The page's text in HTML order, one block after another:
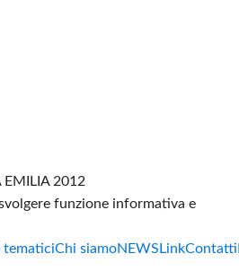
2012
funzione informativa e
tematiciChi siamoNEWS LinkContatti